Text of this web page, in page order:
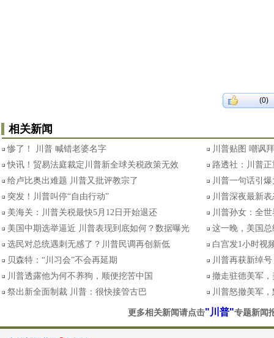
(0)
相关新闻
惨了！ 川普 喊错老婆名字
川普贴图 嘲讽
快讯！贸易法庭裁定川普新全球关税政策无效
路透社：川普
给卢比奥出难题 川普又批评教宗了
川普一句话引
突发！川普叫停“自由行动”
川普深夜最新表
美海关：川普关税最快5月12日开始退还
川普孙女：全
美国中期选举逼近 川普表现到底如何？数据曝光
这一晚，美国
选民对总统遇刺无感了？川普民调再创新低
白宫发1小时视
贝森特：“川习会”不会再延期
川普再获新绰号
川普透露他为何不养狗，顺便挖苦中国
撤走驻德美军
祭出新全面制裁 川普：很快接管古巴
川普怒撤美军
更多相关新闻请点击"川普"专题新闻